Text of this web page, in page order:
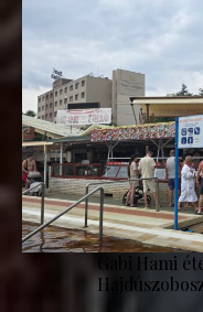
Gabi Hami